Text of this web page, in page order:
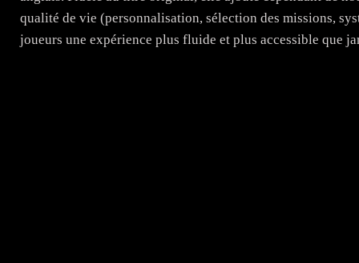
qualité de vie (personnalisation, sélection des missions,
joueurs une expérience plus fluide et plus accessible que